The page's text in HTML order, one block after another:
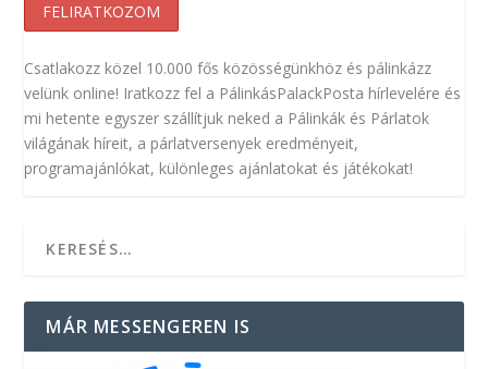
Csatlakozz közel 10.000 fős közösségünkhöz és pálinkázz
velünk online! Iratkozz fel a PálinkásPalackPosta hírlevelére és
mi hetente egyszer szállítjuk neked a Pálinkák és Párlatok
világának híreit, a párlatversenyek eredményeit,
programajánlókat, különleges ajánlatokat és játékokat!
MÁR MESSENGEREN IS